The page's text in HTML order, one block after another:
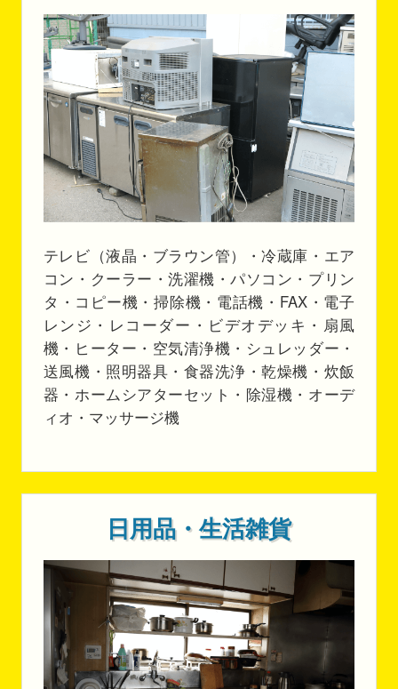
テレビ（液晶・ブラウン管）・冷蔵庫・エア
コン・クーラー・洗濯機・パソコン・プリン
タ・コピー機・掃除機・電話機・FAX・電子
レンジ・レコーダー・ビデオデッキ・扇風
機・ヒーター・空気清浄機・シュレッダー・
送風機・照明器具・食器洗浄・乾燥機・炊飯
器・ホームシアターセット・除湿機・オーデ
ィオ・マッサージ機
日用品・生活雑貨